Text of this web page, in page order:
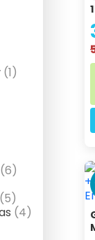
(1)
(6)
(5)
(4)